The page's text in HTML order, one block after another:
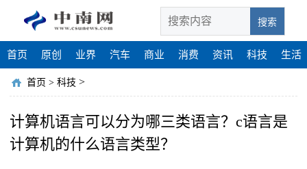
搜索
首页 原创 业界 汽车 商业 消费 资讯 科技 生活
首页 > 科技 >
计算机语言可以分为哪三类语言？c语言是
计算机的什么语言类型？